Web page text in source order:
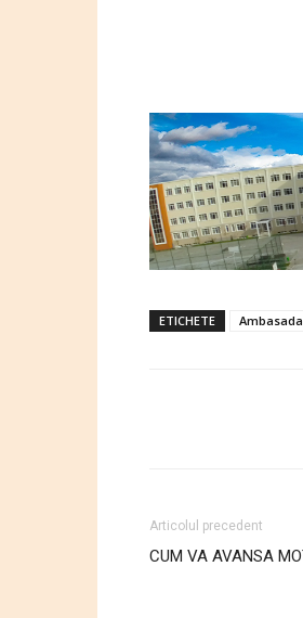
ETICHETE
Articolul precedent
CUM VA AVANSA